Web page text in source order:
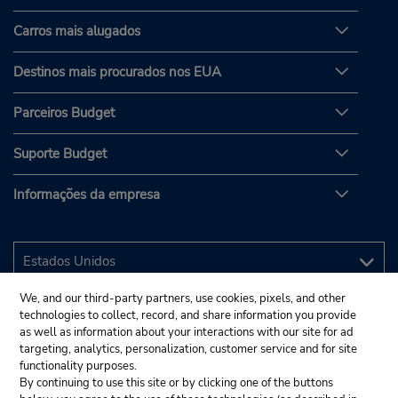
Carros mais alugados
Destinos mais procurados nos EUA
Parceiros Budget
Suporte Budget
Informações da empresa
We, and our third-party partners, use cookies, pixels, and other
technologies to collect, record, and share information you provide
as well as information about your interactions with our site for ad
targeting, analytics, personalization, customer service and for site
functionality purposes.
By continuing to use this site or by clicking one of the buttons